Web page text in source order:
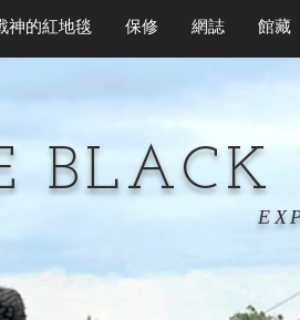
神的紅地毯 保修 網誌 館藏
BLACK